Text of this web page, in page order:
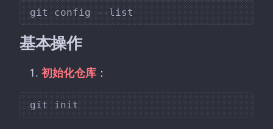
基本操作
初始化仓库 ：